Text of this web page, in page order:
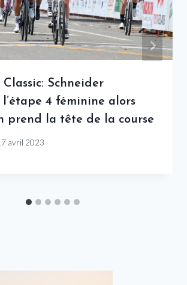
Classic: Schneider
4 féminine alors
prend la tête de la course
avril 2023